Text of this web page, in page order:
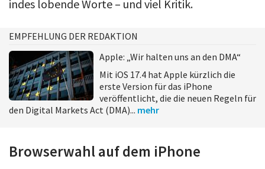
indes lobende Worte – und viel Kritik.
EMPFEHLUNG DER REDAKTION
Apple: „Wir halten uns an den DMA“
Mit iOS 17.4 hat Apple kürzlich die
erste Version für das iPhone
veröffentlicht, die die neuen Regeln für
den Digital Markets Act (DMA)... mehr
Browserwahl auf dem iPhone